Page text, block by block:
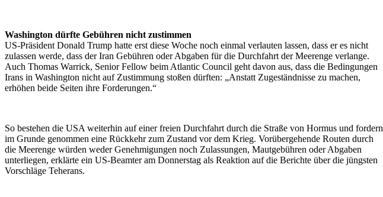
Washington dürfte Gebühren nicht zustimmen
US-Präsident Donald Trump hatte erst diese Woche noch einmal verlauten lassen, dass er es nicht
zulassen werde, dass der Iran Gebühren oder Abgaben für die Durchfahrt der Meerenge verlange.
Auch Thomas Warrick, Senior Fellow beim Atlantic Council geht davon aus, dass die Bedingungen
Irans in Washington nicht auf Zustimmung stoßen dürften: „Anstatt Zugeständnisse zu machen,
erhöhen beide Seiten ihre Forderungen.“
So bestehen die USA weiterhin auf einer freien Durchfahrt durch die Straße von Hormus und fordern
im Grunde genommen eine Rückkehr zum Zustand vor dem Krieg. Vorübergehende Routen durch
die Meerenge würden weder Genehmigungen noch Zulassungen, Mautgebühren oder Abgaben
unterliegen, erklärte ein US-Beamter am Donnerstag als Reaktion auf die Berichte über die jüngsten
Vorschläge Teherans.